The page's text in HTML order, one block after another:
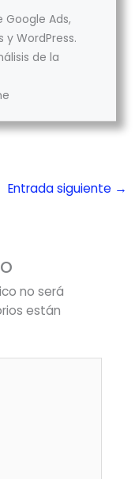
Google Ads,
y WordPress.
de la
Entrada siguiente →
no será
están